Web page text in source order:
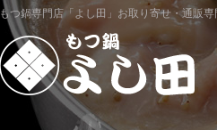
もつ鍋専門店「よし田」お取り寄せ・通販